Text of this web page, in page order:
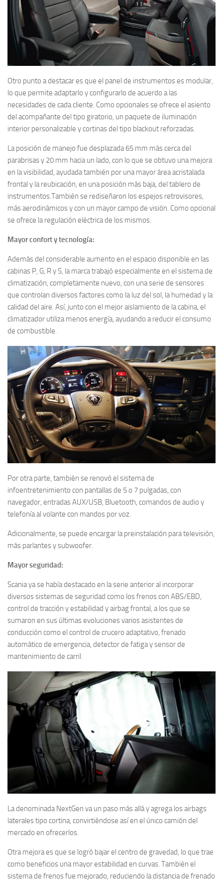
Otro punto a destacar es que el panel de instrumentos es modular,
lo que permite adaptarlo y configurarlo de acuerdo a las
necesidades de cada cliente. Como opcionales se ofrece el asiento
del acompañante del tipo giratorio, un paquete de iluminación
interior personalizable y cortinas del tipo blackout reforzadas.
La posición de manejo fue desplazada 65 mm más cerca del
parabrisas y 20 mm hacia un lado, con lo que se obtuvo una mejora
en la visibilidad, ayudada también por una mayor área acristalada
frontal y la reubicación, en una posición más baja, del tablero de
instrumentos.También se rediseñaron los espejos retrovisores,
más aerodinámicos y con un mayor campo de visión. Como opcional
se ofrece la regulación eléctrica de los mismos.
Mayor confort y tecnología:
Además del considerable aumento en el espacio disponible en las
cabinas P, G, R y S, la marca trabajó especialmente en el sistema de
climatización, completamente nuevo, con una serie de sensores
que controlan diversos factores como la luz del sol, la humedad y la
calidad del aire. Así, junto con el mejor aislamiento de la cabina, el
climatizador utiliza menos energía, ayudando a reducir el consumo
de combustible.
Por otra parte, también se renovó el sistema de
infoentretenimiento con pantallas de 5 o 7 pulgadas, con
navegador, entradas AUX/USB, Bluetooth, comandos de audio y
telefonía al volante con mandos por voz.
Adicionalmente, se puede encargar la preinstalación para televisión,
más parlantes y subwoofer.
Mayor seguridad:
Scania ya se había destacado en la serie anterior al incorporar
diversos sistemas de seguridad como los frenos con ABS/EBD,
control de tracción y estabilidad y airbag frontal, a los que se
sumaron en sus últimas evoluciones varios asistentes de
conducción como el control de crucero adaptativo, frenado
automático de emergencia, detector de fatiga y sensor de
mantenimiento de carril.
La denominada NextGen va un paso más allá y agrega los airbags
laterales tipo cortina, convirtiéndose así en el único camión del
mercado en ofrecerlos.
Otra mejora es que se logró bajar el centro de gravedad, lo que trae
como beneficios una mayor estabilidad en curvas. También el
sistema de frenos fue mejorado, reduciendo la distancia de frenado